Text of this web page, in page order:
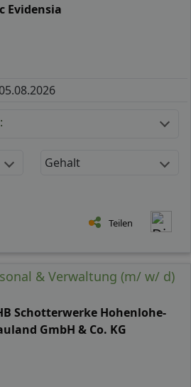
Evidensia
Gehalt
Teilen
& Verwaltung (m/ w/ d)
Schotterwerke Hohenlohe-
GmbH & Co. KG